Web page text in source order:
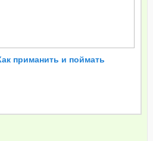
приманить и поймать